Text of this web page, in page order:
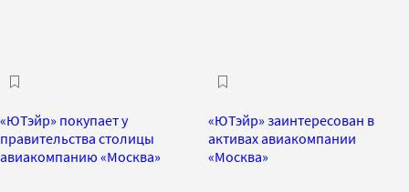
«ЮТэйр» покупает у
правительства столицы
авиакомпанию «Москва»
«ЮТэйр» заинтересован в
активах авиакомпании
«Москва»